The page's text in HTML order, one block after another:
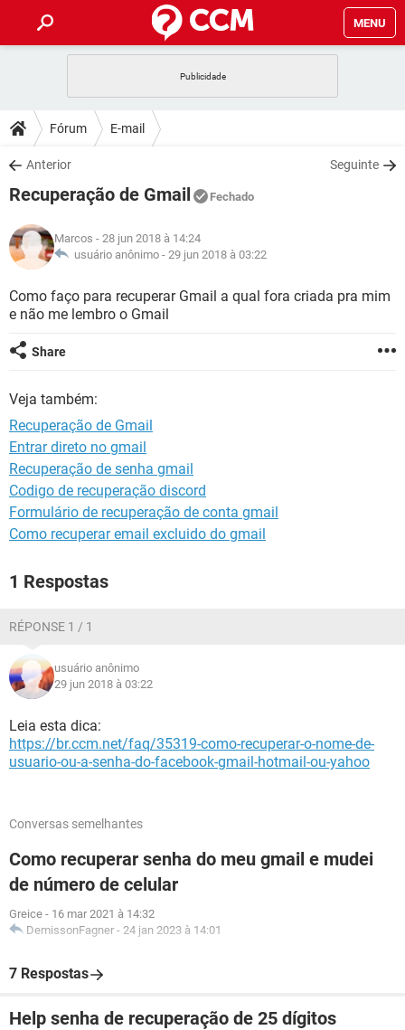
MENU
CELULAR
OUTLOOK
INSTAGRAM GMAIL
GUIA DE COMPRAS
DICAS
JOGOS
INSTAGRAM
GUIA DE COMPRAS
DOWNLOADS
JOGOS WHATSAPP
CELULAR
OUTLOOK EXCEL
INSTAGRAM
GUIA DE COMPRAS
FÓRUM
JOGOS
CELULAR
OUTLOOK EXCEL
GLOSSÁRIO
WHATSAPP
CELULAR
OUTLOOK
GUIA DE COMPRAS
Fórum E-mail
Anterior Seguinte
Recuperação de Gmail Fechado
Marcos - 28 jun 2018 à 14:24
usuário anônimo - 29 jun 2018 à 03:22
Como faço para recuperar Gmail a qual fora criada pra mim
e não me lembro o Gmail
Share
Veja também:
Recuperação de Gmail
Entrar direto no gmail
Recuperação de senha gmail
Codigo de recuperação discord
Formulário de recuperação de conta gmail
Como recuperar email excluido do gmail
1 Respostas
RÉPONSE 1 / 1
usuário anônimo
29 jun 2018 à 03:22
Leia esta dica:
https://br.ccm.net/faq/35319-como-recuperar-o-nome-de-
usuario-ou-a-senha-do-facebook-gmail-hotmail-ou-yahoo
Conversas semelhantes
Como recuperar senha do meu gmail e mudei
de número de celular
Greice - 16 mar 2021 à 14:32
DemissonFagner - 24 jan 2023 à 14:01
7 Respostas
Help senha de recuperação de 25 dígitos